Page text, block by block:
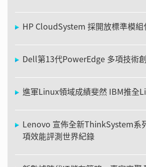
HP CloudSystem 採開放標準模組
Dell第13代PowerEdge 多項技術
進軍Linux領域成績斐然 IBM推全
Lenovo 宣佈全新ThinkSystem系
項效能評測世界紀錄